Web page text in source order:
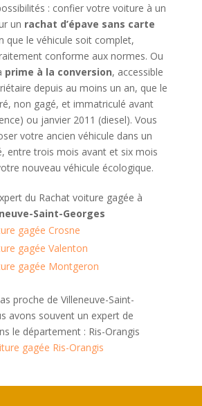
: confier votre voiture à un
un rachat d’épave sans carte
que le véhicule soit complet,
conforme aux normes. Ou
prime à la conversion, accessible
depuis au moins un an, que le
non gagé, et immatriculé avant
ou janvier 2011 (diesel). Vous
votre ancien véhicule dans un
entre trois mois avant et six mois
nouveau véhicule écologique.
du Rachat voiture gagée à
Saint-Georges
gagée Crosne
gagée Valenton
gagée Montgeron
proche de Villeneuve-Saint-
avons souvent un expert de
le département : Ris-Orangis
gagée Ris-Orangis